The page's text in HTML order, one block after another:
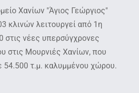
Χανίων "Άγιος Γεώργιος"
κλινών λειτουργεί από 1η
στις νέες υπερσύγχρονες
στις Μουρνιές Χανίων, που
54.500 τ.μ. καλυμμένου χώρου.